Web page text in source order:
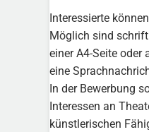
Interessierte
Möglich sind
einer A4-Seite oder
eine
In der Bewerbung
Interessen an
künstlerischen